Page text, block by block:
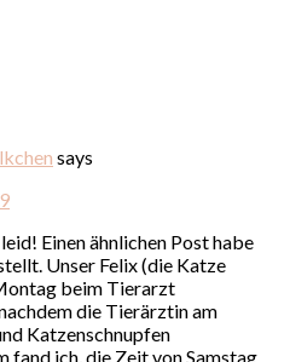
says
Einen ähnlichen Post habe
Unser Felix (die Katze
beim Tierarzt
die Tierärztin am
Katzenschnupfen
fand ich, die Zeit von Samstag